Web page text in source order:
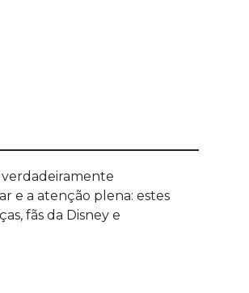
e a atenção plena: estes
fãs da Disney e